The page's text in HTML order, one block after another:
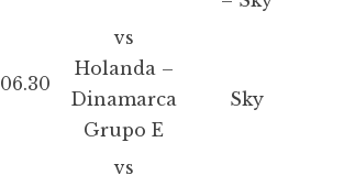
06.30
vs
Holanda –
Dinamarca
Grupo E
Sky
vs